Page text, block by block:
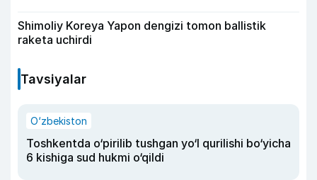
Shimoliy Koreya Yapon dengizi tomon ballistik
raketa uchirdi
Tavsiyalar
O‘zbekiston
Toshkentda o‘pirilib tushgan yo‘l qurilishi bo‘yicha
6 kishiga sud hukmi o‘qildi